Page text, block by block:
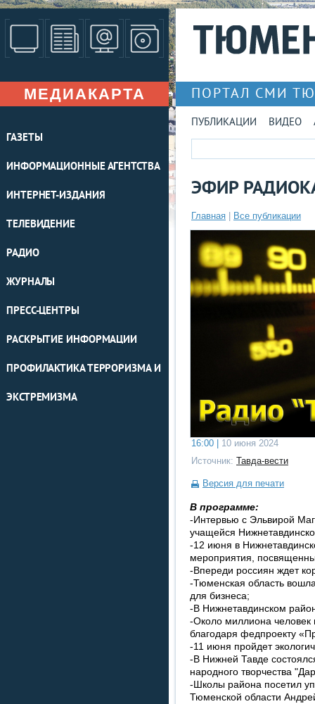
МЕДИАКАРТА
ГАЗЕТЫ
ИНФОРМАЦИОННЫЕ АГЕНТСТВА
ИНТЕРНЕТ-ИЗДАНИЯ
ТЕЛЕВИДЕНИЕ
РАДИО
ЖУРНАЛЫ
ПРЕСС-ЦЕНТРЫ
РАСКРЫТИЕ ИНФОРМАЦИИ
ПРОФИЛАКТИКА ТЕРРОРИЗМА И
ЭКСТРЕМИЗМА
ПОРТАЛ СМИ
ПУБЛИКАЦИИ ВИДЕО
ЭФИР
Главная Все публикации
16:00 |
10 июня 2024
Источник: Тавда-вести
Версия для печати
В программе:
-Интервью с Эльвирой
учащейся
-12 июня в
мероприятия,
-Впереди россиян ждет
-Тюменская область
для бизнеса;
-В Нижнетавдинском
-Около миллиона человек
благодаря федпроекту
-11 июня пройдет
-В Нижней Тавде
народного творчества
-Школы района посетил
Тюменской области